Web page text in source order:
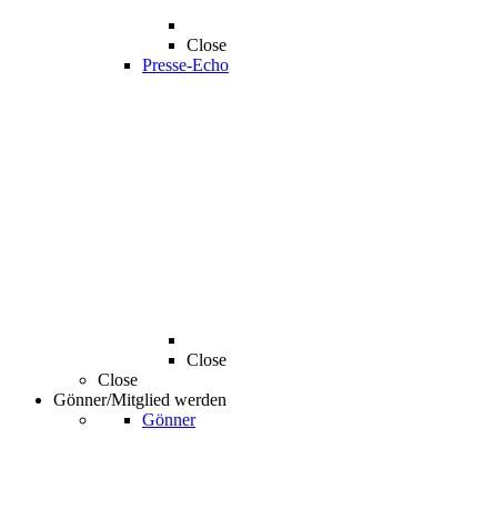
Close
Presse-Echo
Close
Close
Gönner/Mitglied werden
Gönner